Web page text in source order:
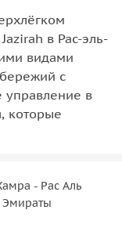
в Рас-эль-
видами
с
управление в
которые
- Рас Аль